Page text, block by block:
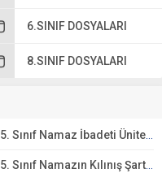
6.SINIF DOSYALARI
8.SINIF DOSYALARI
5. Sınıf Namaz İbadeti Ünite Testi – Online Çöz
5. Sınıf Namazın Kılınış Şartları Testi